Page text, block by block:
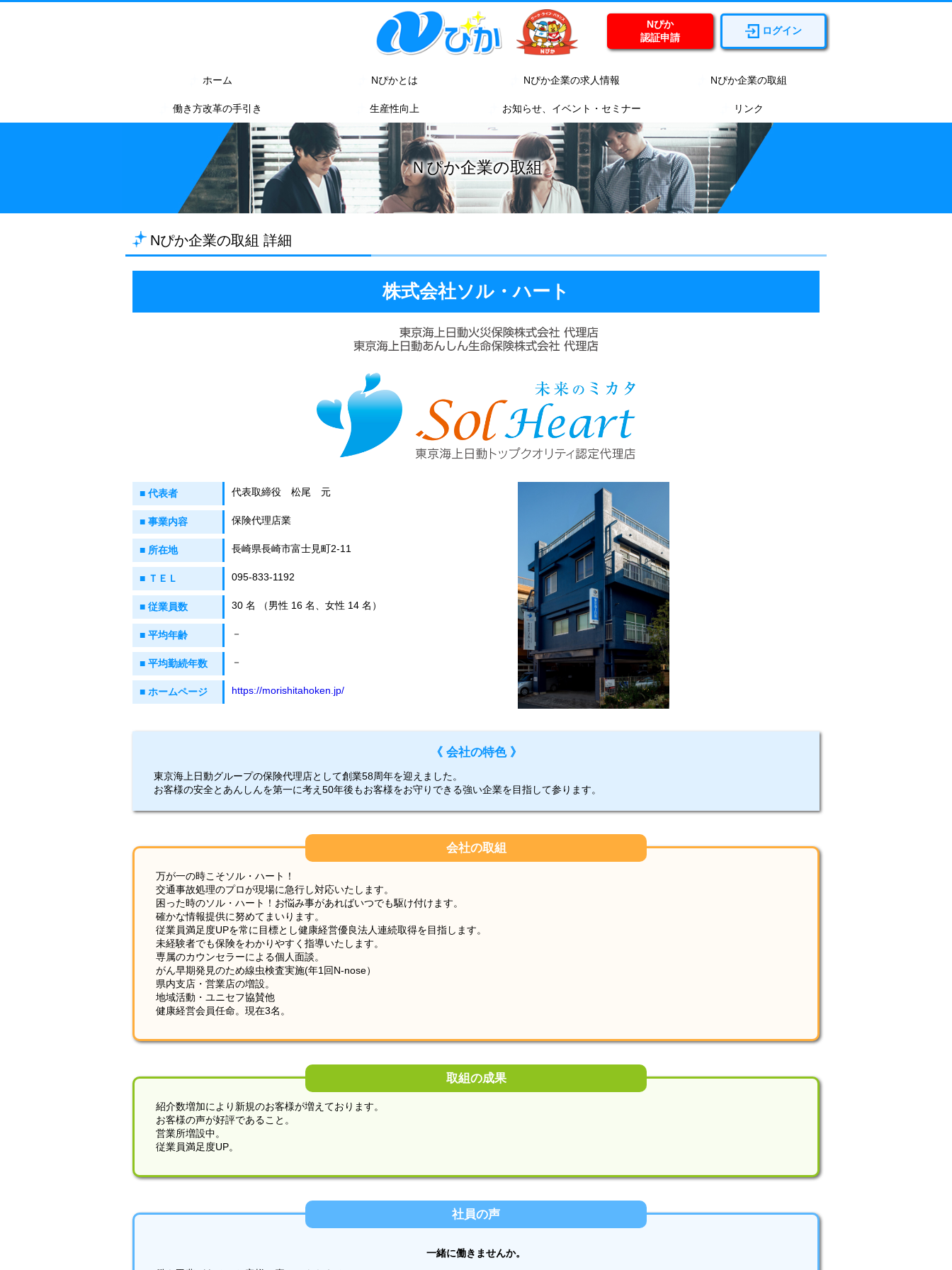
Nぴか
認証申請
ログイン
ホーム Nぴかとは Nぴか企業の求人情報 Nぴか企業の取組
働き方改革の手引き 生産性向上 お知らせ、イベント・セミナー リンク
Ｎぴか企業の取組
Nぴか企業の取組 詳細
株式会社ソル・ハート
■ 代表者 代表取締役 松尾 元
■ 事業内容 保険代理店業
■ 所在地 長崎県長崎市富士見町2-11
■ ＴＥＬ 095-833-1192
■ 従業員数 30 名 （男性 16 名、女性 14 名）
■ 平均年齢 －
■ 平均勤続年数 －
■ ホームページ https://morishitahoken.jp/
《 会社の特色 》
東京海上日動グループの保険代理店として創業58周年を迎えました。
お客様の安全とあんしんを第一に考え50年後もお客様をお守りできる強い企業を目指して参ります。
会社の取組
万が一の時こそソル・ハート！
交通事故処理のプロが現場に急行し対応いたします。
困った時のソル・ハート！お悩み事があればいつでも駆け付けます。
確かな情報提供に努めてまいります。
従業員満足度UPを常に目標とし健康経営優良法人連続取得を目指します。
未経験者でも保険をわかりやすく指導いたします。
専属のカウンセラーによる個人面談。
がん早期発見のため線虫検査実施(年1回N-nose）
県内支店・営業店の増設。
地域活動・ユニセフ協賛他
健康経営会員任命。現在3名。
取組の成果
紹介数増加により新規のお客様が増えております。
お客様の声が好評であること。
営業所増設中。
従業員満足度UP。
社員の声
一緒に働きませんか。